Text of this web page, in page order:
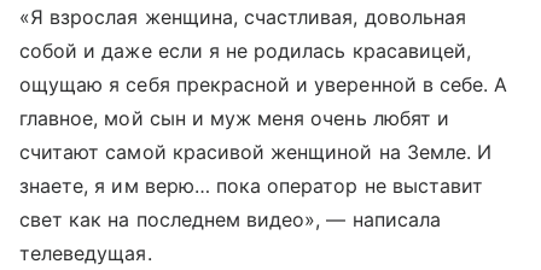
«Я взрослая женщина, счастливая, довольная
собой и даже если я не родилась красавицей,
ощущаю я себя прекрасной и уверенной в себе. А
главное, мой сын и муж меня очень любят и
считают самой красивой женщиной на Земле. И
знаете, я им верю… пока оператор не выставит
свет как на последнем видео», — написала
телеведущая.